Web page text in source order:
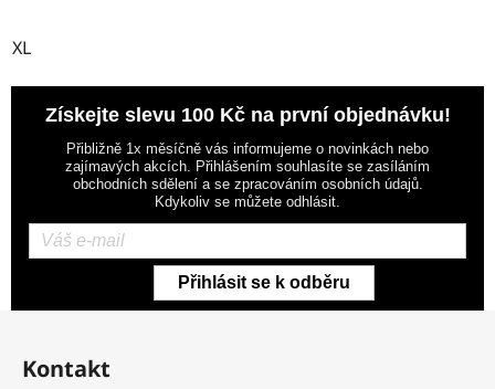
XL
Získejte slevu 100 Kč na první objednávku!
Přibližně 1x měsíčně vás informujeme o novinkách nebo
zajímavých akcích. Přihlášením souhlasíte se zasíláním
obchodních sdělení a se zpracováním osobních údajů.
Kdykoliv se můžete odhlásit.
Přihlásit se k odběru
Z
Kontakt